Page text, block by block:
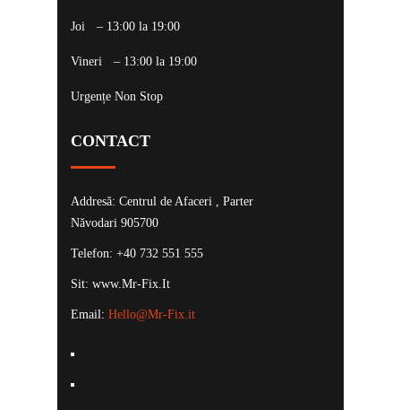
Joi – 13:00 la 19:00
Vineri – 13:00 la 19:00
Urgențe Non Stop
CONTACT
Addresă: Centrul de Afaceri , Parter
Năvodari 905700
Telefon: +40 732 551 555
Sit: www.Mr-Fix.It
Email: Hello@Mr-Fix.it